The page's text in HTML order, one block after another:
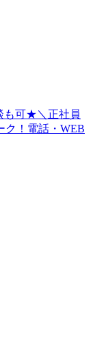
も可★＼正社員
ク！電話・WEB